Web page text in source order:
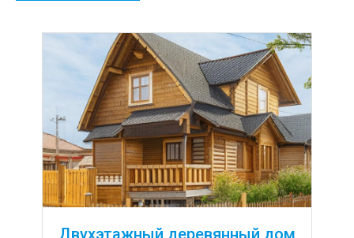
Двухэтажный деревянный дом